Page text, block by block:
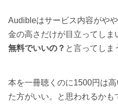
Audibleはサービス内容がや
金の高さだけが目立ってしま
無料でいいの？ と言ってしま
本を一冊聴くのに1500円は
た方がいい。と思われるか